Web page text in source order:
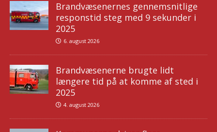
Brandvæsenernes gennemsnitlige
responstid steg med 9 sekunder i
2025
6. august 2026
Brandvæsenerne brugte lidt
længere tid på at komme af sted i
2025
4. august 2026